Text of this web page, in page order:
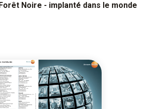
Noire - implanté dans le monde